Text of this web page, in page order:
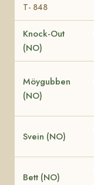
T- 848
Knock-Out
(NO)
Möygubben
(NO)
Svein (NO)
Bett (NO)